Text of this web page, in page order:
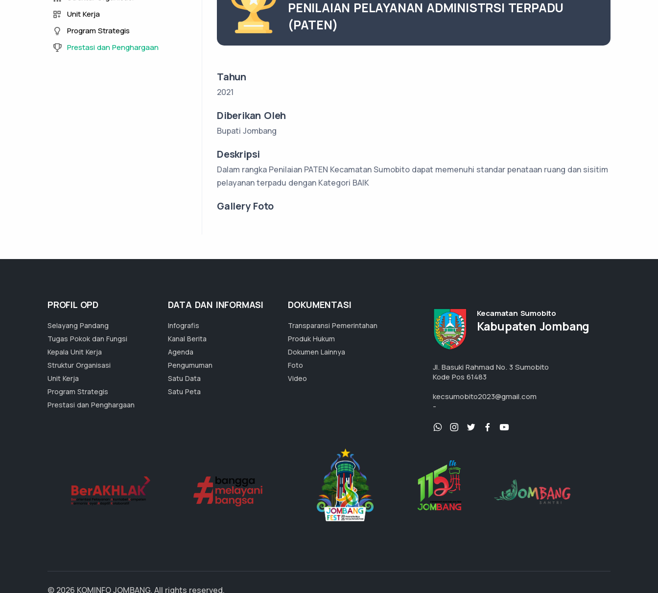
Unit Kerja
Program Strategis
Prestasi dan Penghargaan
PENILAIAN PELAYANAN ADMINISTRSI TERPADU
(PATEN)
Tahun
2021
Diberikan Oleh
Bupati Jombang
Deskripsi
Dalam rangka Penilaian PATEN Kecamatan Sumobito dapat memenuhi standar penataan ruang dan sisitim
pelayanan terpadu dengan Kategori BAIK
Gallery Foto
PROFIL OPD
Selayang Pandang
Tugas Pokok dan Fungsi
Kepala Unit Kerja
Struktur Organisasi
Unit Kerja
Program Strategis
Prestasi dan Penghargaan
DATA DAN INFORMASI
Infografis
Kanal Berita
Agenda
Pengumuman
Satu Data
Satu Peta
DOKUMENTASI
Transparansi Pemerintahan
Produk Hukum
Dokumen Lainnya
Foto
Video
Kecamatan Sumobito
Kabupaten Jombang
Jl. Basuki Rahmad No. 3 Sumobito
Kode Pos 61483
kecsumobito2023@gmail.com
-
© 2026 KOMINFO JOMBANG. All rights reserved.